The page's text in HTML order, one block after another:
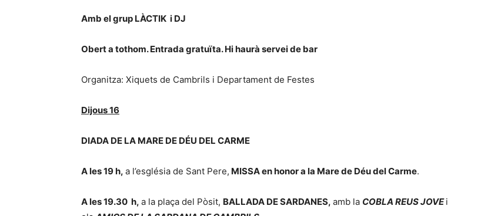
Amb el grup LÀCTIK i DJ
Obert a tothom. Entrada gratuïta. Hi haurà servei de bar
Organitza: Xiquets de Cambrils i Departament de Festes
Dijous 16
DIADA DE LA MARE DE DÉU DEL CARME
A les 19 h, a l’església de Sant Pere, MISSA en honor a la Mare de Déu del Carme.
A les 19.30 h, a la plaça del Pòsit, BALLADA DE SARDANES, amb la COBLA REUS JOVE i